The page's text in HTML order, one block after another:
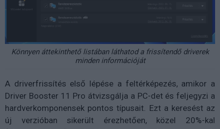
Könnyen áttekinthető listában láthatod a frissítendő driverek
minden információját
A driverfrissítés első lépése a feltérképezés, amikor a
Driver Booster 11 Pro átvizsgálja a PC-det és feljegyzi a
hardverkomponensek pontos típusait. Ezt a keresést az
új verzióban sikerült érezhetően, közel 20%-kal